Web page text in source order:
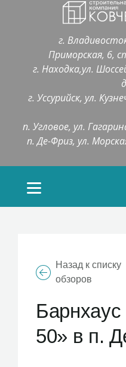
г.
Приморская, 6,
г. Находка,ул.
г. Уссурийск, ул.
п. Угловое, ул.
п. Де-Фриз, ул.
Назад к списку
обзоров
50» в п.